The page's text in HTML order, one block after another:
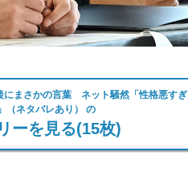
にまさかの言葉 ネット騒然「性格悪すぎ
（ネタバレあり） の
ーを見る(15枚)